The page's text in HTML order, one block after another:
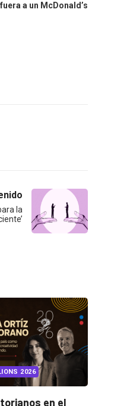
a un McDonald’s
la
INSIGHTS UNCATEGORIZED
¿Cambiar de agencia
mejora una marca? La...